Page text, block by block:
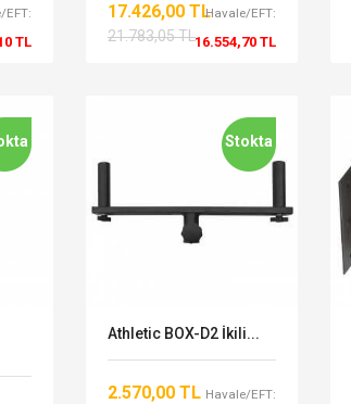
EFT:
TL
17.426,00 TL
21.783,05 TL
Havale/EFT:
16.554,70 TL
Stokta
Athletic BOX-D2 İkili...
2.570,00 TL Havale/EFT: